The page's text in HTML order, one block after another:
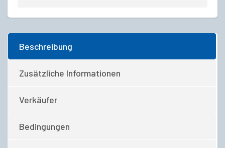
Beschreibung
Zusätzliche Informationen
Verkäufer
Bedingungen